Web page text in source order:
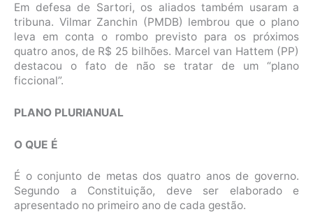
Em defesa de Sartori, os aliados também usaram a
tribuna. Vilmar Zanchin (PMDB) lembrou que o plano
leva em conta o rombo previsto para os próximos
quatro anos, de R$ 25 bilhões. Marcel van Hattem (PP)
destacou o fato de não se tratar de um “plano
ficcional”.
PLANO PLURIANUAL
O QUE É
É o conjunto de metas dos quatro anos de governo.
Segundo a Constituição, deve ser elaborado e
apresentado no primeiro ano de cada gestão.